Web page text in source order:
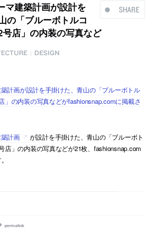
SHARE
マ建築計画が設計を
の「ブルーボトルコ
店」の内装の写真など
DESIGN
計画が設計を手掛けた、青山の「ブルーボトル
」の内装の写真などがfashionsnap.comに掲載さ
計画
が設計を手掛けた、青山の「ブルーボト
店」の内装の写真などが21枚、fashionsnap.com
permalink